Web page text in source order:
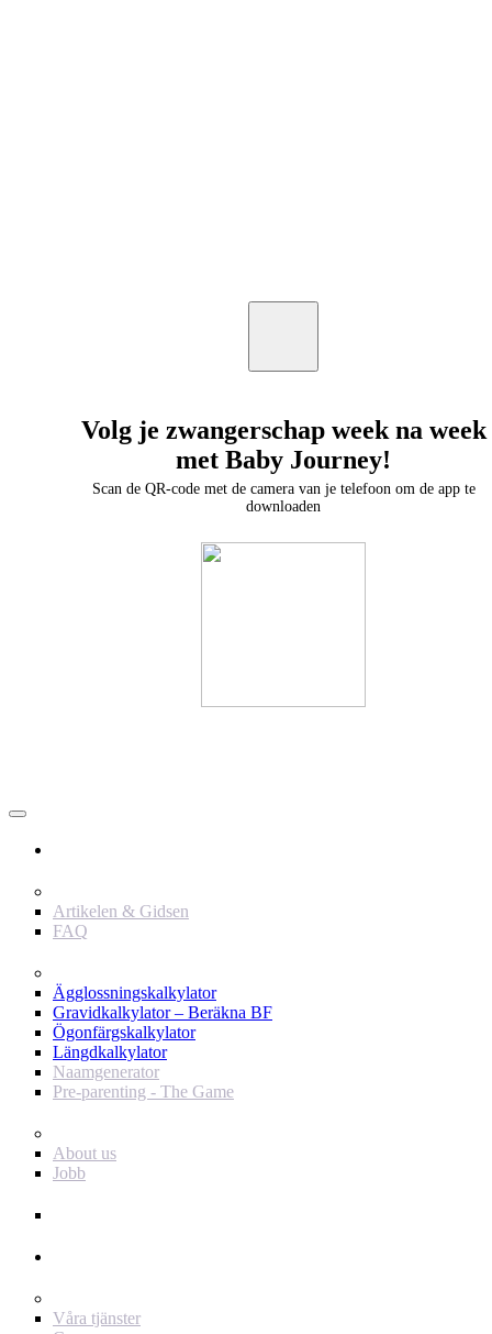
Volg je zwangerschap week na week
met Baby Journey!
Scan de QR-code met de camera van je telefoon om de app te
downloaden
Artikelen & Gidsen
FAQ
Ägglossningskalkylator
Gravidkalkylator – Beräkna BF
Ögonfärgskalkylator
Längdkalkylator
Naamgenerator
Pre-parenting - The Game
About us
Jobb
Våra tjänster